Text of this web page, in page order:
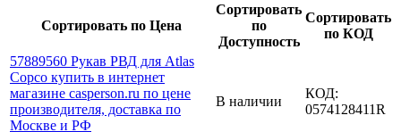
Сортировать по Цена
Сортировать
по
Доступность
Сортировать
по КОД
В наличии
КОД:
0574128411R